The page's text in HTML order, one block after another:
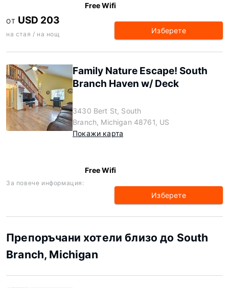
Free Wifi
ОТ USD 203
на стая / на нощ Изберете
Family Nature Escape! South
Branch Haven w/ Deck
3430 Bert St, South
Branch, Michigan 48761, US
Покажи карта
Free Wifi
За повече информация:
Изберете
Препоръчани хотели близо до South
Branch, Michigan